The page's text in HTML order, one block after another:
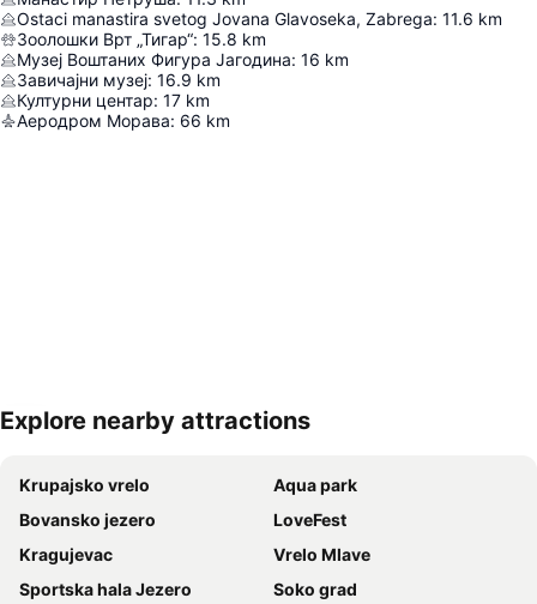
Ostaci manastira svetog Jovana Glavoseka, Zabrega: 11.6 km
Зоолошки Врт „Тигар“: 15.8 km
Музеј Воштаних Фигура Јагодина: 16 km
Завичајни музеј: 16.9 km
Културни центар: 17 km
Аеродром Морава: 66 km
Explore nearby attractions
Krupajsko vrelo
Aqua park
Bovansko jezero
LoveFest
Kragujevac
Vrelo Mlave
Sportska hala Jezero
Soko grad